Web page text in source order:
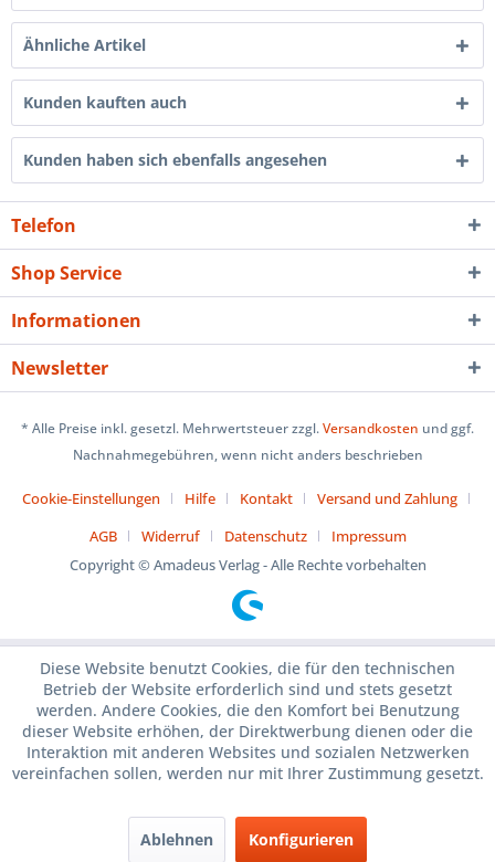
Ähnliche Artikel
Kunden kauften auch
Kunden haben sich ebenfalls angesehen
Telefon
Shop Service
Informationen
Newsletter
* Alle Preise inkl. gesetzl. Mehrwertsteuer zzgl.Versandkosten und ggf.
Nachnahmegebühren, wenn nicht anders beschrieben
Cookie-Einstellungen Hilfe Kontakt
Versand und Zahlung
AGB
Widerruf Datenschutz
Impressum
Copyright © Amadeus Verlag - Alle Rechte vorbehalten
Diese Website benutzt Cookies, die für den technischen
Betrieb der Website erforderlich sind und stets gesetzt
werden. Andere Cookies, die den Komfort bei Benutzung
dieser Website erhöhen, der Direktwerbung dienen oder die
Interaktion mit anderen Websites und sozialen Netzwerken
vereinfachen sollen, werden nur mit Ihrer Zustimmung gesetzt.
Ablehnen Konfigurieren